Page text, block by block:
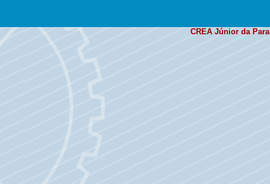
CREA Júnior da